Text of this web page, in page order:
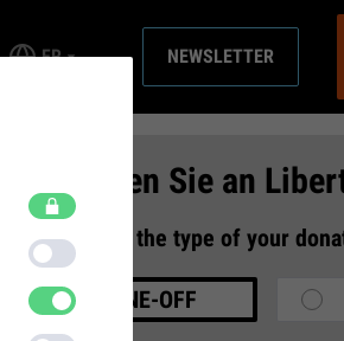
FR NEWSLETTER
Spenden Sie an
1 Select the type of your
ONE-OFF